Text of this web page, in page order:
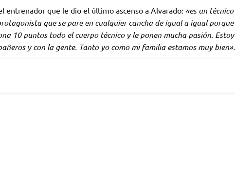
entrenador que le dio el último ascenso a Alvarado: «es un técnico
que se pare en cualquier cancha de igual a igual porque
10 puntos todo el cuerpo técnico y le ponen mucha pasión. Estoy
y con la gente. Tanto yo como mi familia estamos muy bien».